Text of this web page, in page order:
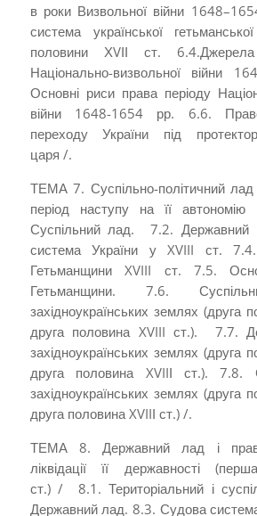
в роки Визвольної війни
система української
половини ХVІІ ст.
Національно-визвольної війни
Основні риси права періоду
війни 1648-1654 рр. 6.6.
переходу України під
царя /.
ТЕМА 7. Суспільно-політичний лад
період наступу на її
Суспільний лад. 7.2.
система України у XVIII ст.
Гетьманщини XVIII ст. 7.5.
Гетьманщини. 7.6.
західноукраїнських­ зем­лях (друга
друга половина XVIII ст.). 7.7.
західноукраїнських землях (друга
друга половина XVIIІ ст.).
західноукраїнських землях (друга
друга половина XVIIІ ст.) /.
ТЕМА 8. Державний лад і
ліквідації її державності
ст.) / 8.1. Територіальний і
Державний лад. 8.3. Судова